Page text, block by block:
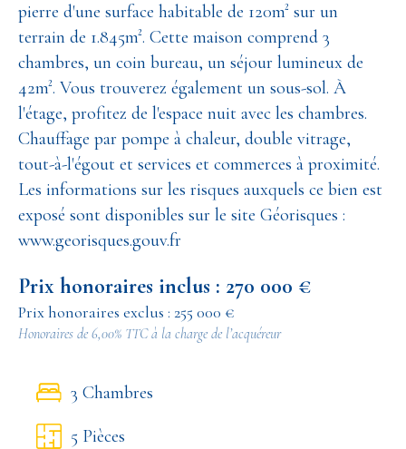
pierre d'une surface habitable de 120m² sur un
terrain de 1.845m². Cette maison comprend 3
chambres, un coin bureau, un séjour lumineux de
42m². Vous trouverez également un sous-sol. À
l'étage, profitez de l'espace nuit avec les chambres.
Chauffage par pompe à chaleur, double vitrage,
tout-à-l'égout et services et commerces à proximité.
Les informations sur les risques auxquels ce bien est
exposé sont disponibles sur le site Géorisques :
www.georisques.gouv.fr
Prix honoraires inclus : 270 000 €
Prix honoraires exclus : 255 000 €
Honoraires de 6,00% TTC à la charge de l’acquéreur
3 Chambres
5 Pièces